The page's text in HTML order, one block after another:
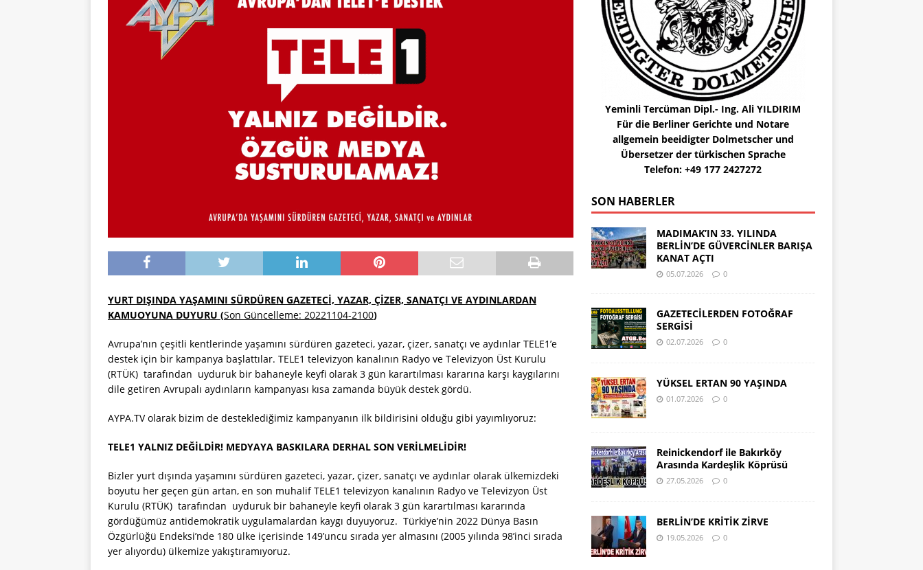
YURT DIŞINDA YAŞAMINI SÜRDÜREN GAZETECİ, YAZAR, ÇİZER, SANATÇI VE AYDINLARDAN
KAMUOYUNA DUYURU (Son Güncelleme: 20221104-2100)
Avrupa’nın çeşitli kentlerinde yaşamını sürdüren gazeteci, yazar, çizer, sanatçı ve aydınlar TELE1’e
destek için bir kampanya başlattılar. TELE1 televizyon kanalının Radyo ve Televizyon Üst Kurulu
(RTÜK) tarafından uyduruk bir bahaneyle keyfi olarak 3 gün karartılması kararına karşı kaygılarını
dile getiren Avrupalı aydınların kampanyası kısa zamanda büyük destek gördü.
AYPA.TV olarak bizim de desteklediğimiz kampanyanın ilk bildirisini olduğu gibi yayımlıyoruz:
TELE1 YALNIZ DEĞİLDİR! MEDYAYA BASKILARA DERHAL SON VERİLMELİDİR!
Bizler yurt dışında yaşamını sürdüren gazeteci, yazar, çizer, sanatçı ve aydınlar olarak ülkemizdeki
boyutu her geçen gün artan, en son muhalif TELE1 televizyon kanalının Radyo ve Televizyon Üst
Kurulu (RTÜK) tarafından uyduruk bir bahaneyle keyfi olarak 3 gün karartılması kararında
gördüğümüz antidemokratik uygulamalardan kaygı duyuyoruz. Türkiye’nin 2022 Dünya Basın
Özgürlüğü Endeksi’nde 180 ülke içerisinde 149’uncu sırada yer almasını (2005 yılında 98’inci sırada
yer alıyordu) ülkemize yakıştıramıyoruz.
Yeminli Tercüman Dipl.- Ing. Ali YILDIRIM
Für die Berliner Gerichte und Notare
allgemein beeidigter Dolmetscher und
Übersetzer der türkischen Sprache
Telefon: +49 177 2427272
SON HABERLER
MADIMAK’IN 33. YILINDA
BERLİN’DE GÜVERCİNLER BARIŞA
KANAT AÇTI
05.07.2026 0
GAZETECİLERDEN FOTOĞRAF
SERGİSİ
02.07.2026 0
YÜKSEL ERTAN 90 YAŞINDA
01.07.2026 0
Reinickendorf ile Bakırköy
Arasında Kardeşlik Köprüsü
27.05.2026 0
BERLİN’DE KRİTİK ZİRVE
19.05.2026 0